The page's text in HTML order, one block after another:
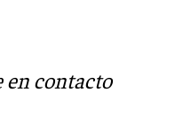
en contacto